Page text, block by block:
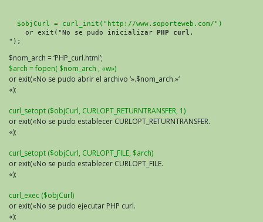
  $objCurl = curl_init("http://www.soporteweb.com/")
    or exit("No se pudo inicializar
PHP curl .
");
$nom_arch = ‘PHP_curl.html’;
$arch = fopen( $nom_arch , «w»)
or exit(«No se pudo abrir el archivo ‘».$nom_arch.»‘
«);
curl_setopt ($objCurl, CURLOPT_RETURNTRANSFER, 1)
or exit(«No se pudo establecer CURLOPT_RETURNTRANSFER.
«);
curl_setopt ($objCurl, CURLOPT_FILE, $arch)
or exit(«No se pudo establecer CURLOPT_FILE.
«);
curl_exec ($objCurl)
or exit(«No se pudo ejecutar PHP curl.
«);